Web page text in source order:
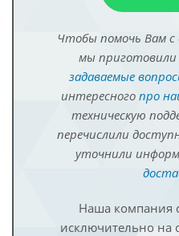
Чтобы помочь Вам
мы приготовили
задаваемые
интересного про
техническую
перечислили
уточнили
Наша компания
исключительно на